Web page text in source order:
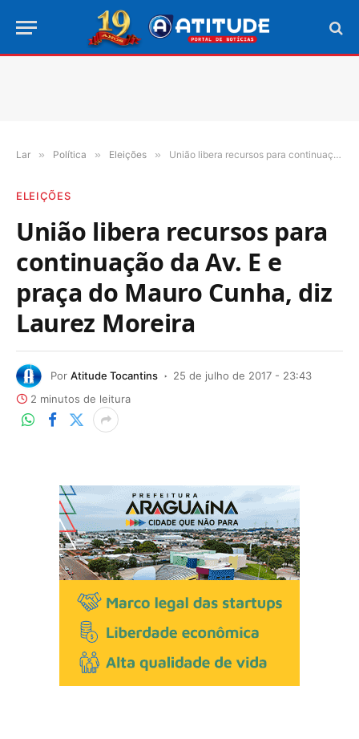
Lar » Política » Eleições » União libera recursos para continuação da Av. E e praça do Mauro Cunha, diz Laurez Moreira
ELEIÇÕES
União libera recursos para
continuação da Av. E e
praça do Mauro Cunha, diz
Laurez Moreira
Por Atitude Tocantins
25 de julho de 2017 - 23:43
2 minutos de leitura